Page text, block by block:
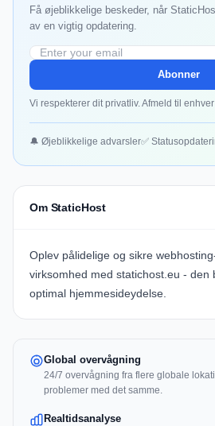
Få øjeblikkelige beskeder, når
av en vigtig opdatering.
Abonner
Vi respekterer dit privatliv. Afmeld til
🔔 Øjeblikkelige advarsler✅
Om StaticHost
Oplev pålidelige og sikre
virksomhed med statichost.eu - den
optimal hjemmesideydelse.
Global overvågning
24/7 overvågning fra flere globale
problemer med det samme.
Realtidsanalyse